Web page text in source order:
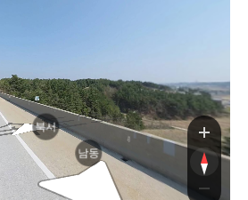
북서
남동